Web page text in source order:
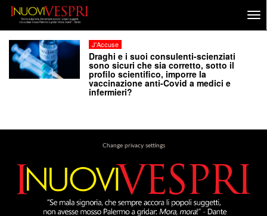
J'Accuse
Draghi e i suoi consulenti-scienziati
sono sicuri che sia corretto, sotto il
profilo scientifico, imporre la
vaccinazione anti-Covid a medici e
infermieri?
Change privacy settings